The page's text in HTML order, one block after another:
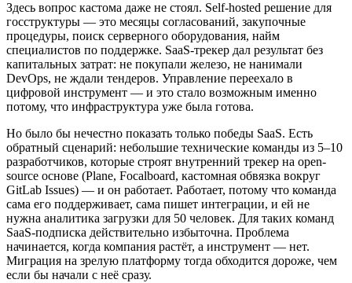
Здесь вопрос кастома даже не стоял. Self-hosted решение для
госструктуры — это месяцы согласований, закупочные
процедуры, поиск серверного оборудования, найм
специалистов по поддержке. SaaS-трекер дал результат без
капитальных затрат: не покупали железо, не нанимали
DevOps, не ждали тендеров. Управление переехало в
цифровой инструмент — и это стало возможным именно
потому, что инфраструктура уже была готова.
Но было бы нечестно показать только победы SaaS. Есть
обратный сценарий: небольшие технические команды из 5–10
разработчиков, которые строят внутренний трекер на open-
source основе (Plane, Focalboard, кастомная обвязка вокруг
GitLab Issues) — и он работает. Работает, потому что команда
сама его поддерживает, сама пишет интеграции, и ей не
нужна аналитика загрузки для 50 человек. Для таких команд
SaaS-подписка действительно избыточна. Проблема
начинается, когда компания растёт, а инструмент — нет.
Миграция на зрелую платформу тогда обходится дороже, чем
если бы начали с неё сразу.